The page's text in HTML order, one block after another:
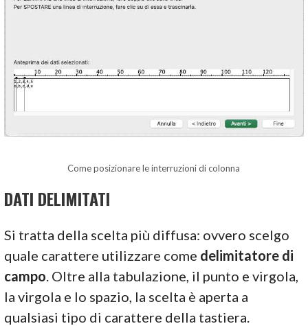
Come posizionare le interruzioni di colonna
DATI DELIMITATI
Si tratta della scelta più diffusa: ovvero scelgo
quale carattere utilizzare come delimitatore di
campo . Oltre alla tabulazione, il punto e virgola,
la virgola e lo spazio, la scelta è aperta a
qualsiasi tipo di carattere della tastiera.